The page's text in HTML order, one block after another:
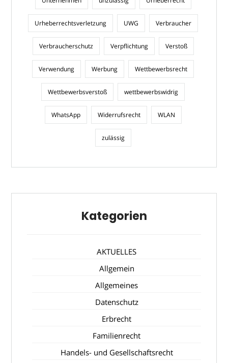
Urheberrechtsverletzung UWG Verbraucher
Verbraucherschutz Verpflichtung Verstoß
Verwendung Werbung Wettbewerbsrecht
Wettbewerbsverstoß wettbewerbswidrig
WhatsApp Widerrufsrecht WLAN
zulässig
Kategorien
AKTUELLES
Allgemein
Allgemeines
Datenschutz
Erbrecht
Familienrecht
Handels- und Gesellschaftsrecht